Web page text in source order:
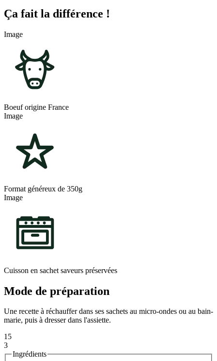
Ça fait la différence !
Image
Boeuf origine France
Image
Format généreux de 350g
Image
Cuisson en sachet saveurs préservées
Mode de préparation
Une recette à réchauffer dans ses sachets au micro-ondes ou au bain-
marie, puis à dresser dans l'assiette.
15
3
Ingrédients